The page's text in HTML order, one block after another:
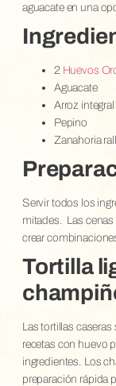
aguacate en una
2 Huevos
Aguacate
Arroz integral
Pepino
Zanahoria
Servir todos los
mitades.
Las
crear
Tortilla
Las tortillas
recetas con huevo
ingredientes. Los
preparación rápida